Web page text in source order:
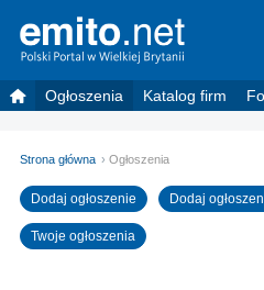
Ogłoszenia Katalog firm
Strona główna Ogłoszenia
Dodaj ogłoszenie Dodaj
Twoje ogłoszenia